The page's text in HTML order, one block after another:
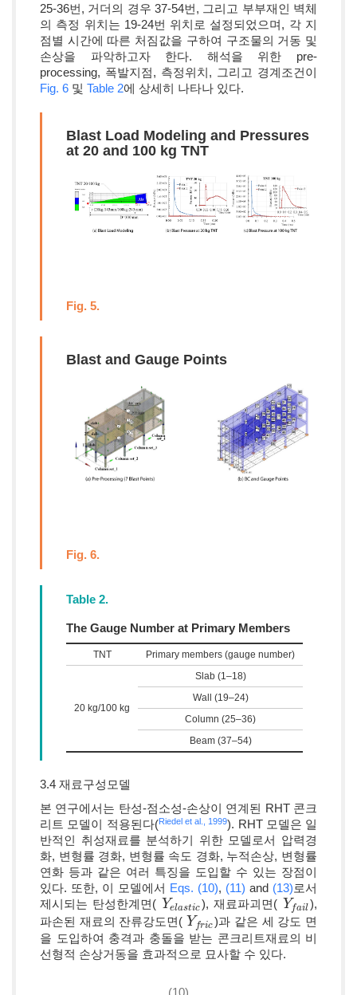
25-36번, 거더의 경우 37-54번, 그리고 부부재인 벽체
의 측정 위치는 19-24번 위치로 설정되었으며, 각 지
점별 시간에 따른 처짐값을 구하여 구조물의 거동 및
손상을 파악하고자 한다. 해석을 위한 pre-
processing, 폭발지점, 측정위치, 그리고 경계조건이
Fig. 6 및 Table 2에 상세히 나타나 있다.
Fig. 5.
Blast Load Modeling and Pressures
at 20 and 100 kg TNT
Fig. 6.
Blast and Gauge Points
Table 2.
The Gauge Number at Primary Members
TNT Primary members (gauge number)
20 kg/100 kg
Slab (1–18)
Wall (19–24)
Column (25–36)
Beam (37–54)
3.4 재료구성모델
본 연구에서는 탄성-점소성-손상이 연계된 RHT 콘크
리트 모델이 적용된다(Riedel et al., 1999). RHT 모델은 일
반적인 취성재료를 분석하기 위한 모델로서 압력경
화, 변형률 경화, 변형률 속도 경화, 누적손상, 변형률
연화 등과 같은 여러 특징을 도입할 수 있는 장점이
있다. 또한, 이 모델에서 Eqs. (10), (11) and (13)로서
제시되는 탄성한계면( Yelastic
Yelastic), 재료파괴면( Yfail
Yfail ),
파손된 재료의 잔류강도면( Yfric
Yfric )과 같은 세 강도 면
을 도입하여 충격과 충돌을 받는 콘크리트재료의 비
선형적 손상거동을 효과적으로 묘사할 수 있다.